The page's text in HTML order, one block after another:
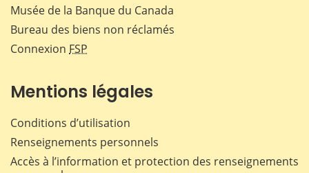
Musée de la Banque du Canada
Bureau des biens non réclamés
Connexion FSP
Mentions légales
Conditions d’utilisation
Renseignements personnels
Accès à l’information et protection des renseignements